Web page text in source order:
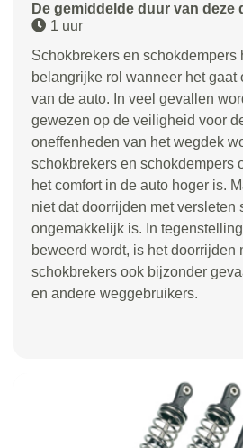
De gemiddelde duur van deze
1 uur
Schokbrekers en schokdempers
belangrijke rol wanneer het gaat
van de auto. In veel gevallen
gewezen op de veiligheid voor
oneffenheden van het wegdek
schokbrekers en schokdempers
het comfort in de auto hoger is.
niet dat doorrijden met versleten
ongemakkelijk is. In
beweerd wordt, is het doorrijden
schokbrekers ook bijzonder
en andere weggebruikers.